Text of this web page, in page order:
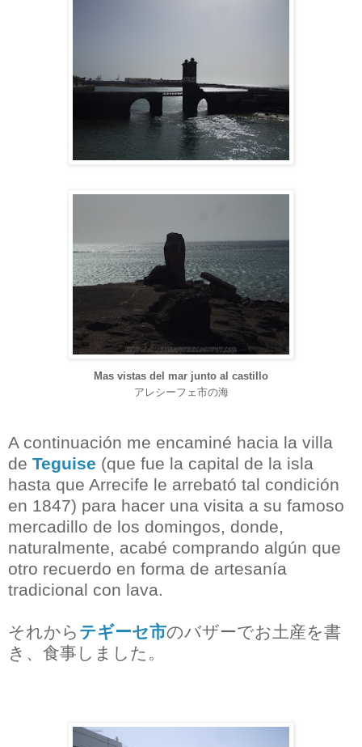
Mas vistas del mar junto al castillo
アレシーフェ市の海
A continuación me encaminé hacia la villa
de Teguise (que fue la capital de la isla
hasta que Arrecife le arrebató tal condición
en 1847) para hacer una visita a su famoso
mercadillo de los domingos, donde,
naturalmente, acabé comprando algún que
otro recuerdo en forma de artesanía
tradicional con lava.
それから テギーセ市のバザーでお土産を書
き、食事しました。